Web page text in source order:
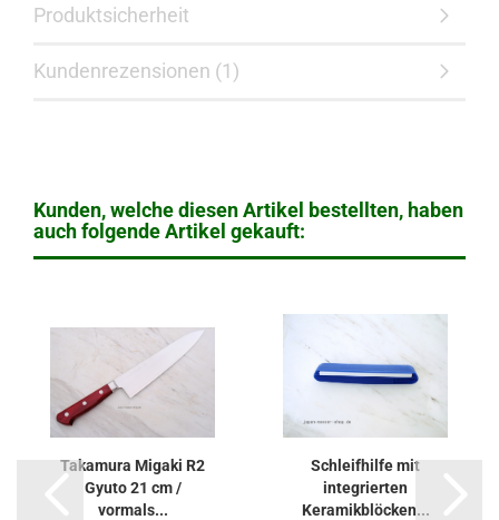
Produktsicherheit
Kundenrezensionen (1)
Kunden, welche diesen Artikel bestellten, haben
auch folgende Artikel gekauft:
Takamura Migaki R2
Gyuto 21 cm /
vormals...
Schleifhilfe mit
integrierten
Keramikblöcken...